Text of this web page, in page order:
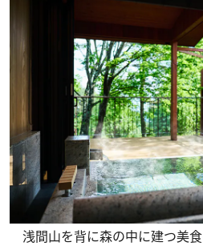
浅間山を背に森の中に建つ美